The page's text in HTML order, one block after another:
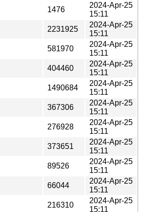
1476
2024-Apr-25
15:11
2231925
2024-Apr-25
15:11
581970
2024-Apr-25
15:11
404460
2024-Apr-25
15:11
1490684
2024-Apr-25
15:11
367306
2024-Apr-25
15:11
276928
2024-Apr-25
15:11
373651
2024-Apr-25
15:11
89526
2024-Apr-25
15:11
66044
2024-Apr-25
15:11
216310
2024-Apr-25
15:11